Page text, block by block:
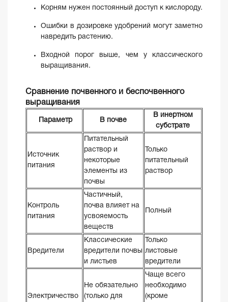
Корням нужен постоянный доступ к кислороду.
Ошибки в дозировке удобрений могут заметно
навредить растению.
Входной порог выше, чем у классического
выращивания.
Сравнение почвенного и беспочвенного
выращивания
Параметр В почве
В инертном
субстрате
Источник
питания
Питательный
раствор и
некоторые
элементы из
почвы
Только
питательный
раствор
Контроль
питания
Частичный,
почва влияет на
усвояемость
веществ
Полный
Вредители
Классические
вредители почвы
и листьев
Только
листовые
вредители
Электричество
Не обязательно
(только для
Чаще всего
необходимо
(кроме